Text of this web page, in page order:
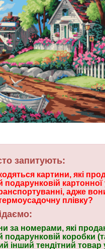
запитують:
картини, які
подарунковій
адже
плівку?
за номерами, які
подарунковій коробки
інший тендітний товар